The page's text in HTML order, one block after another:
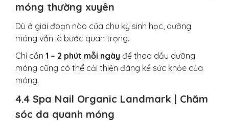
móng thường xuyên
Dù ở giai đoạn nào của chu kỳ sinh học, dưỡng
móng vẫn là bước quan trọng.
Chỉ cần 1 – 2 phút mỗi ngày để thoa dầu dưỡng
móng cũng có thể cải thiện đáng kể sức khỏe của
móng.
4.4 Spa Nail Organic Landmark | Chăm
sóc da quanh móng